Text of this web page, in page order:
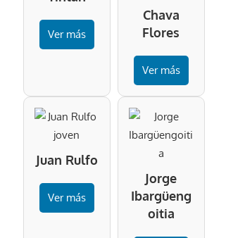
Ver más
Chava
Flores
Ver más
Juan Rulfo
Ver más
Jorge
Ibargüeng
oitia